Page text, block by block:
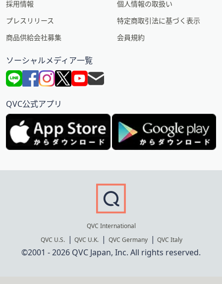
採用情報
プレスリリース
商品供給会社募集
個人情報の取扱い
特定商取引法に基づく表示
会員規約
ソーシャルメディア一覧
QVC公式アプリ
QVC International
QVC U.S.
QVC U.K. QVC Germany QVC Italy
©2001 - 2026 QVC Japan, Inc. All rights reserved.